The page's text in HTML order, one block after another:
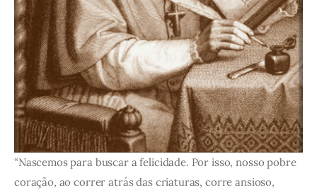
“Nascemos para buscar a felicidade. Por isso, nosso pobre
coração, ao correr atrás das criaturas, corre ansioso,